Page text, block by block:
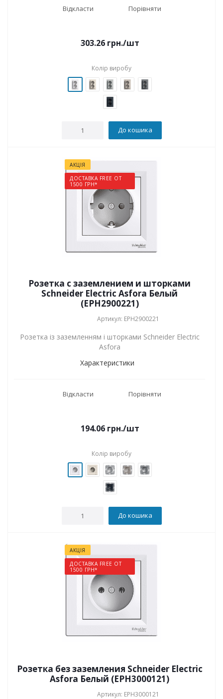
Відкласти Порівняти
303.26грн./шт
Колір виробу
До кошика
АКЦІЯ
ДОСТАВКА FREE ОТ
1500 ГРН*
Розетка с заземлением и шторками
Schneider Electric Asfora Белый
(EPH2900221)
Артикул: EPH2900221
Розетка із заземленням і шторками Schneider Electric
Asfora
Характеристики
Відкласти Порівняти
194.06грн./шт
Колір виробу
До кошика
АКЦІЯ
ДОСТАВКА FREE ОТ
1500 ГРН*
Розетка без заземления Schneider Electric
Asfora Белый (EPH3000121)
Артикул: EPH3000121